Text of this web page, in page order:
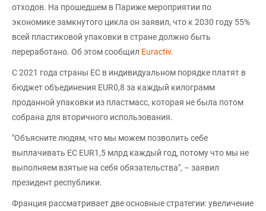
отходов. На прошедшем в Париже мероприятии по
экономике замкнутого цикла он заявил, что к 2030 году 55%
всей пластиковой упаковки в стране должно быть
переработано. Об этом сообщил Euractiv.
С 2021 года страны ЕС в индивидуальном порядке платят в
бюджет объединения EUR0,8 за каждый килограмм
проданной упаковки из пластмасс, которая не была потом
собрана для вторичного использования.
"Объясните людям, что мы можем позволить себе
выплачивать ЕС EUR1,5 млрд каждый год, потому что мы не
выполняем взятые на себя обязательства", – заявил
президент республики.
Франция рассматривает две основные стратегии: увеличение